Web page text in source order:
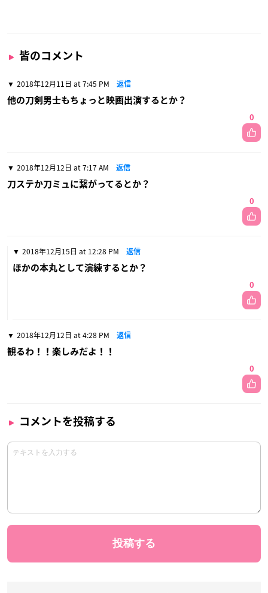
皆のコメント
2018年12月11日 at 7:45 PM 返信
他の刀剣男士もちょっと映画出演するとか？
0
2018年12月12日 at 7:17 AM 返信
刀ステか刀ミュに繋がってるとか？
0
2018年12月15日 at 12:28 PM 返信
ほかの本丸として演練するとか？
0
2018年12月12日 at 4:28 PM 返信
観るわ！！楽しみだよ！！
0
コメントを投稿する